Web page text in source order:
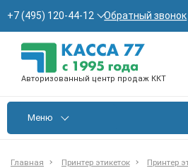
+7 (495) 120-44-12 Обратный звонок
Авторизованный центр продаж ККТ
Меню
Главная Принтер этикеток
Принтер